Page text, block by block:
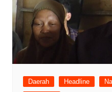
Daerah Headline